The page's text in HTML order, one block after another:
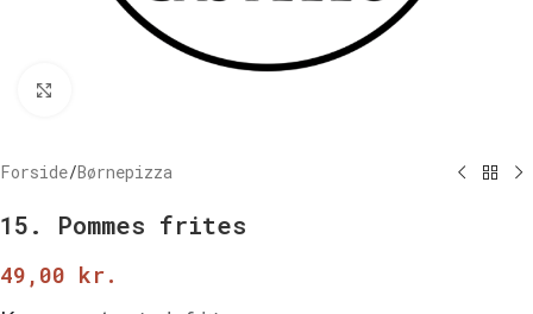
Forside/Børnepizza
15. Pommes frites
49,00 kr.